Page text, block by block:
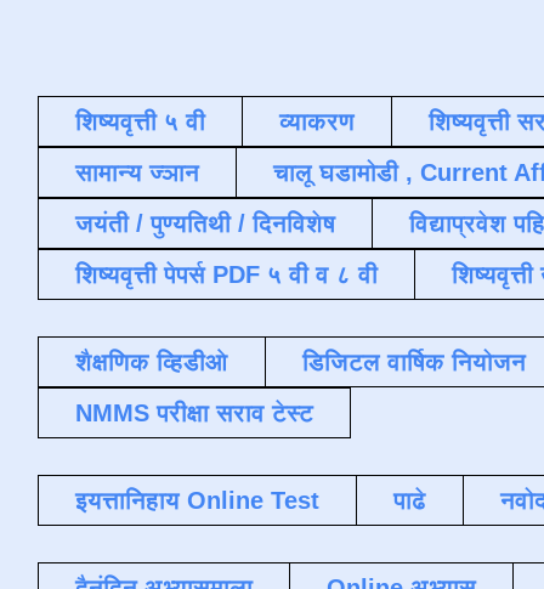
शिष्यवृत्ती ५ वी व्याकरण
शिष्यवृत्ती
सामान्य ज्ञान
चालू घडामोडी , Current
जयंती / पुण्यतिथी / दिनविशेष
विद्याप्रवेश
शिष्यवृत्ती पेपर्स PDF ५ वी व ८ वी
शैक्षणिक व्हिडीओ
डिजिटल वार्षिक नियोजन
NMMS परीक्षा सराव टेस्ट
इयत्तानिहाय Online Test पाढे